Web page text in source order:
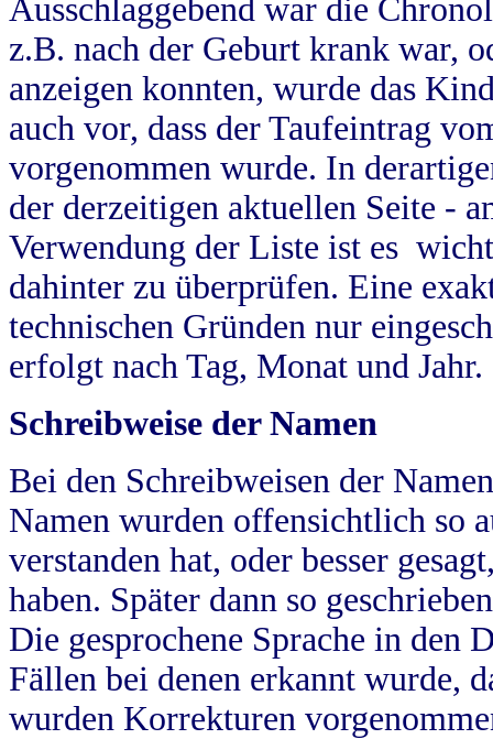
Ausschlaggebend war die
z.B. nach der Geburt krank war,
anzeigen konnten, wurde das
auch vor, dass der Taufeintrag
vorgenommen wurde. In
der derzeitigen aktuellen Seite -
Verwendung der Liste ist es
dahinter zu überprüfen. Eine
technischen Gründen nur
erfolgt nach Tag, Monat und Jahr.
Schreibweise der Namen
Bei den Schreibweisen der
Namen wurden offensichtlich so
verstanden hat, oder besser
haben. Später dann so
Die gesprochene Sprache in
Fällen bei denen erkannt wurde,
wurden Korrekturen